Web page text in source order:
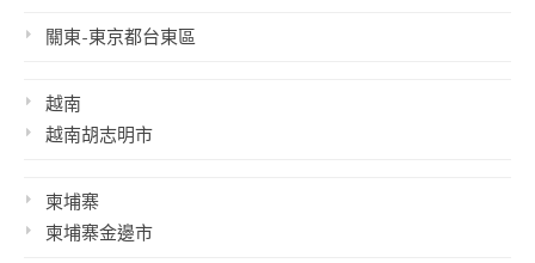
關東-東京都台東區
越南
越南胡志明市
柬埔寨
柬埔寨金邊市